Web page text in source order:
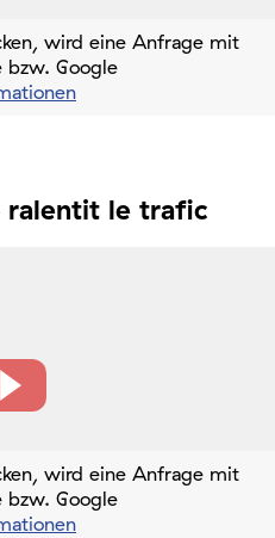
wird eine Anfrage mit
bzw. Google
le trafic
wird eine Anfrage mit
bzw. Google